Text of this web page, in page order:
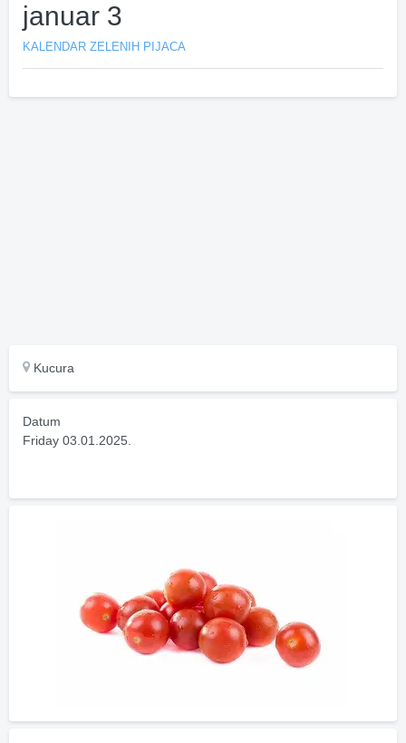
januar 3
KALENDAR ZELENIH PIJACA
Kucura
Datum
Friday 03.01.2025.